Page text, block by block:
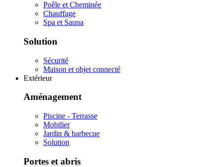
Poêle et Cheminée
Chauffage
Spa et Sauna
Solution
Sécurité
Maison et objet connecté
Extérieur
Aménagement
Piscine - Terrasse
Mobilier
Jardin & barbecue
Solution
Portes et abris